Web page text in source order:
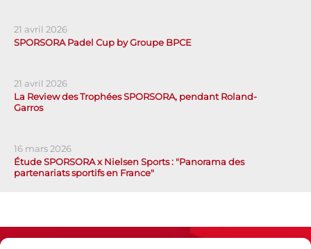
21 avril 2026
SPORSORA Padel Cup by Groupe BPCE
21 avril 2026
La Review des Trophées SPORSORA, pendant Roland-
Garros
16 mars 2026
Étude SPORSORA x Nielsen Sports : "Panorama des
partenariats sportifs en France"